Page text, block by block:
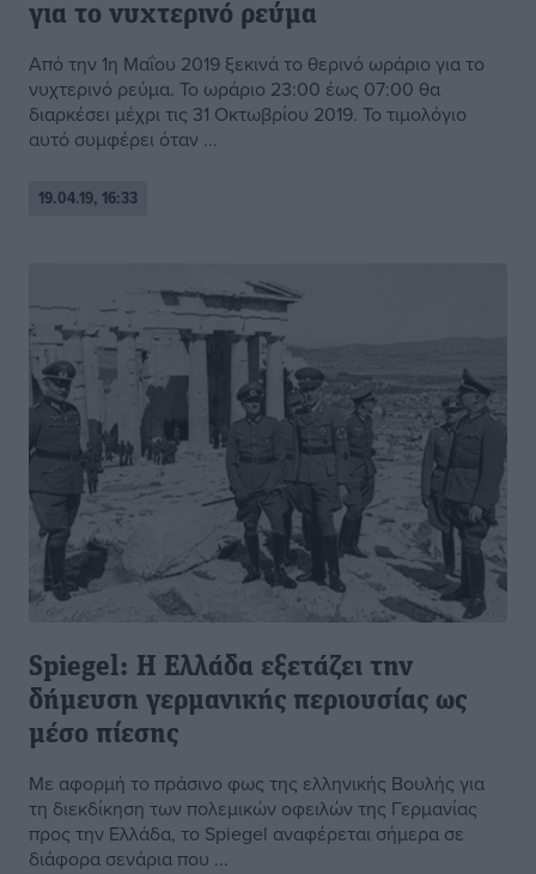
για το νυχτερινό ρεύμα
Από την 1η Μαΐου 2019 ξεκινά το θερινό ωράριο για το
νυχτερινό ρεύμα. Το ωράριο 23:00 έως 07:00 θα
διαρκέσει μέχρι τις 31 Οκτωβρίου 2019. Το τιμολόγιο
αυτό συμφέρει όταν ...
19.04.19, 16:33
Spiegel: H Ελλάδα εξετάζει την
δήμευση γερμανικής περιουσίας ως
μέσο πίεσης
Με αφορμή το πράσινο φως της ελληνικής Βουλής για
τη διεκδίκηση των πολεμικών οφειλών της Γερμανίας
προς την Ελλάδα, το Spiegel αναφέρεται σήμερα σε
διάφορα σενάρια που ...